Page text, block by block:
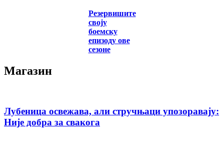
Резервишите
своју
боемску
епизоду ове
сезоне
Магазин
Лубеница освежава, али стручњаци упозоравају:
Није добра за свакога